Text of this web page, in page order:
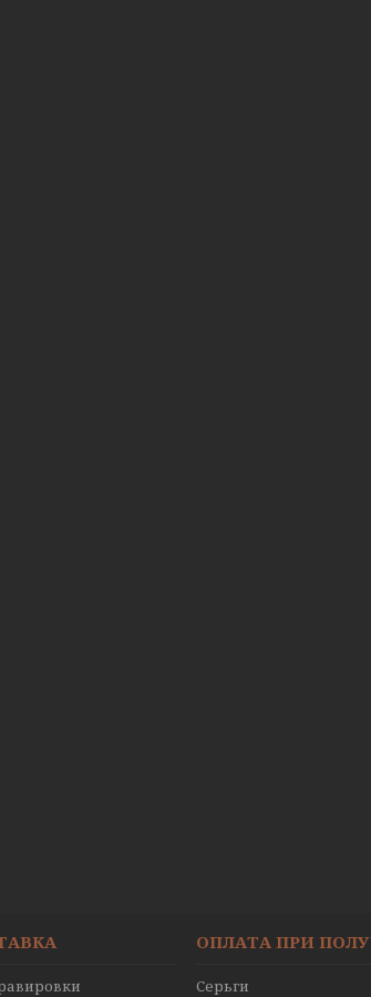
ОПЛАТА ПРИ
Серьги